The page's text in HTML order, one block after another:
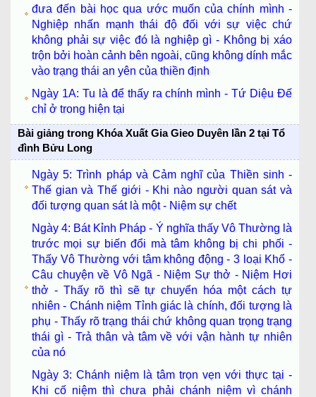
đưa đến bài học qua ước muốn của chính mình -
Nghiệp nhấn mạnh thái độ đối với sự việc chứ
không phải sự việc đó là nghiệp gì - Không bị xáo
trộn bởi hoàn cảnh bên ngoài, cũng không dính mắc
vào trạng thái an yên của thiền định
Ngày 1A: Tu là để thấy ra chính mình - Tứ Diệu Đế
chỉ ở trong hiện tại
Bài giảng trong Khóa Xuất Gia Gieo Duyên lần 2 tại Tổ
đình Bửu Long
Ngày 5: Trình pháp và Cảm nghĩ của Thiền sinh -
Thế gian và Thế giới - Khi nào người quan sát và
đối tượng quan sát là một - Niệm sự chết
Ngày 4: Bát Kỉnh Pháp - Ý nghĩa thấy Vô Thường là
trước mọi sự biến đổi mà tâm không bị chi phối -
Thấy Vô Thường với tâm không động - 3 loại Khổ -
Câu chuyện về Vô Ngã - Niệm Sự thở - Niệm Hơi
thở - Thấy rõ thì sẽ tự chuyển hóa một cách tự
nhiên - Chánh niệm Tỉnh giác là chính, đối tượng là
phụ - Thấy rõ trạng thái chứ không quan trọng trạng
thái gì - Trả thân và tâm về với vận hành tự nhiên
của nó
Ngày 3: Chánh niệm là tâm trọn vẹn với thực tại -
Khi cố niệm thì chưa phải chánh niệm vì chánh